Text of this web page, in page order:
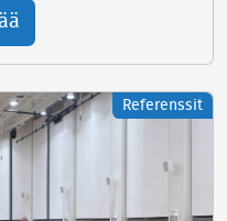
Referenssit